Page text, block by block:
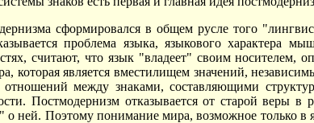
сформировался в общем русле того
проблема языка, языкового характера
считают, что язык "владеет" своим
которая является вместилищем значений,
отношений между знаками, составляющими
Постмодернизм отказывается от старой веры
о ней. Поэтому понимание мира, возможное только в